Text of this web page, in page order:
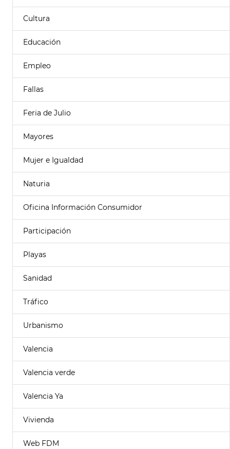
Cultura
Educación
Empleo
Fallas
Feria de Julio
Mayores
Mujer e Igualdad
Naturia
Oficina Información Consumidor
Participación
Playas
Sanidad
Tráfico
Urbanismo
Valencia
Valencia verde
Valencia Ya
Vivienda
Web FDM